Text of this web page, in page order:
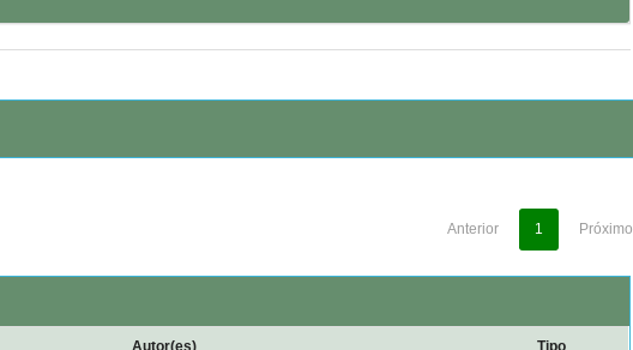
Anterior 1 Próximo
Autor(es) Tipo